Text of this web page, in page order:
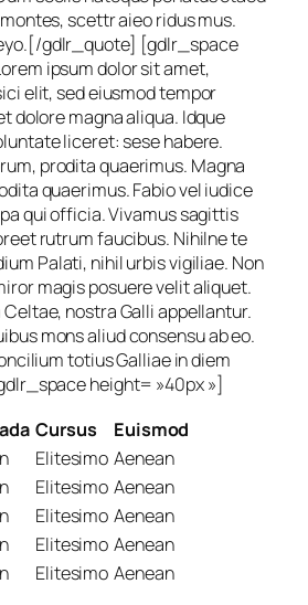
scettr aieo ridus mus.
gdlr_quote] [gdlr_space
ipsum dolor sit amet,
elit, sed eiusmod tempor
dolore magna aliqua. Idque
liceret: sese habere.
prodita quaerimus. Magna
quaerimus. Fabio vel iudice
qui officia. Vivamus sagittis
rutrum faucibus. Nihilne te
Palati, nihil urbis vigiliae. Non
magis posuere velit aliquet.
nostra Galli appellantur.
mons aliud consensu ab eo.
totius Galliae in diem
height= »40px »]
Cursus
Euismod
Elitesimo Aenean
Elitesimo Aenean
Elitesimo Aenean
Elitesimo Aenean
Elitesimo Aenean